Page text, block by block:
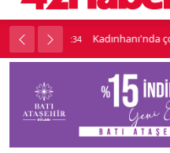
girdi 18:34 Beşikçioğlu